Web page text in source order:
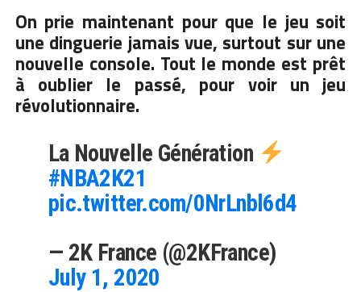
On prie maintenant pour que le jeu soit
une dinguerie jamais vue, surtout sur une
nouvelle console. Tout le monde est prêt
à oublier le passé, pour voir un jeu
révolutionnaire.
La Nouvelle Génération
#NBA2K21
pic.twitter.com/0NrLnbl6d4
— 2K France (@2KFrance)
July 1, 2020